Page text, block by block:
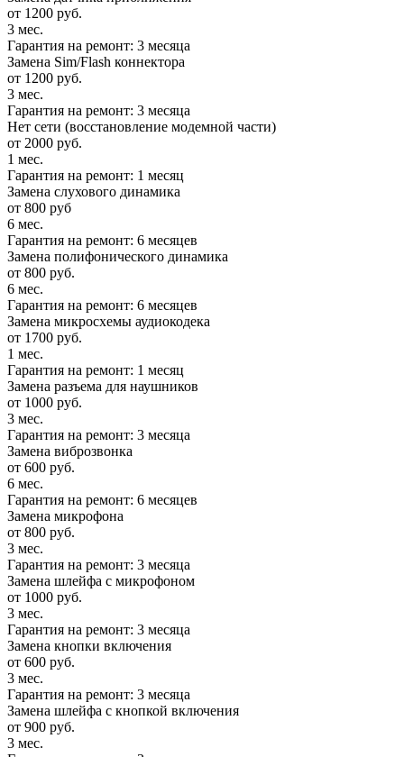
от 1200 руб.
3 мес.
Гарантия на ремонт: 3 месяца
Замена Sim/Flash коннектора
от 1200 руб.
3 мес.
Гарантия на ремонт: 3 месяца
Нет сети (восстановление модемной части)
от 2000 руб.
1 мес.
Гарантия на ремонт: 1 месяц
Замена слухового динамика
от 800 руб
6 мес.
Гарантия на ремонт: 6 месяцев
Замена полифонического динамика
от 800 руб.
6 мес.
Гарантия на ремонт: 6 месяцев
Замена микросхемы аудиокодека
от 1700 руб.
1 мес.
Гарантия на ремонт: 1 месяц
Замена разъема для наушников
от 1000 руб.
3 мес.
Гарантия на ремонт: 3 месяца
Замена виброзвонка
от 600 руб.
6 мес.
Гарантия на ремонт: 6 месяцев
Замена микрофона
от 800 руб.
3 мес.
Гарантия на ремонт: 3 месяца
Замена шлейфа с микрофоном
от 1000 руб.
3 мес.
Гарантия на ремонт: 3 месяца
Замена кнопки включения
от 600 руб.
3 мес.
Гарантия на ремонт: 3 месяца
Замена шлейфа с кнопкой включения
от 900 руб.
3 мес.